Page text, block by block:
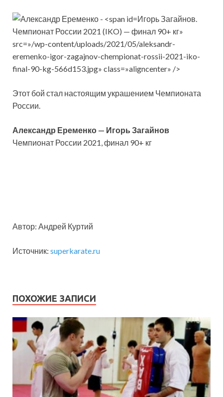
Игорь Загайнов.
Чемпионат России 2021 (IKO) — финал 90+ кг»
src=»/wp-content/uploads/2021/05/aleksandr-
eremenko-igor-zagajnov-chempionat-rossii-2021-iko-
final-90-kg-566d153.jpg» class=»aligncenter» />
Этот бой стал настоящим украшением Чемпионата
России.
Александр Еременко — Игорь Загайнов
Чемпионат России 2021, финал 90+ кг
Автор: Андрей Куртий
Источник: superkarate.ru
ПОХОЖИЕ ЗАПИСИ